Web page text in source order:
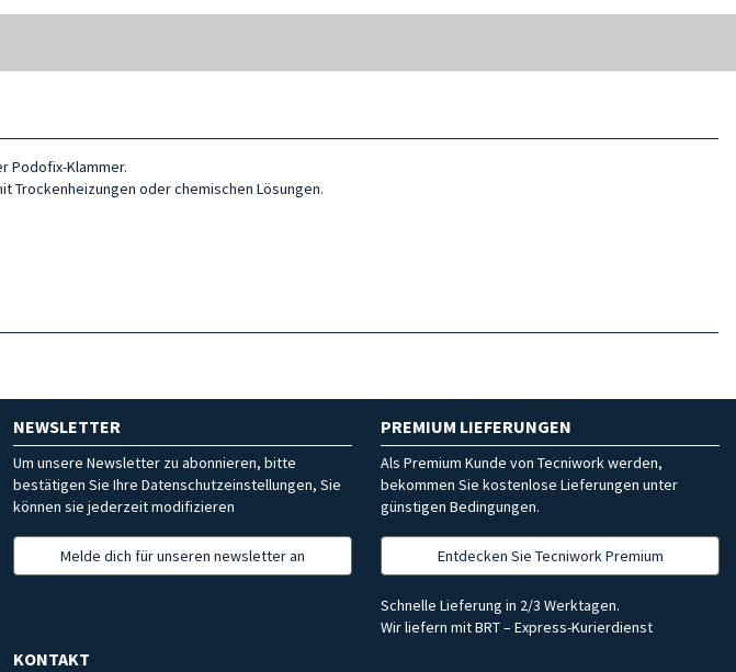
Podofix-Klammer.
oder chemischen Lösungen.
NEWSLETTER
Um unsere Newsletter zu abonnieren, bitte
bestätigen Sie Ihre Datenschutzeinstellungen, Sie
können sie jederzeit modifizieren
Melde dich für unseren newsletter an
PREMIUM LIEFERUNGEN
Als Premium Kunde von Tecniwork werden,
bekommen Sie kostenlose Lieferungen unter
günstigen Bedingungen.
Entdecken Sie Tecniwork Premium
Schnelle Lieferung in 2/3 Werktagen.
Wir liefern mit BRT – Express-Kurierdienst
KONTAKT